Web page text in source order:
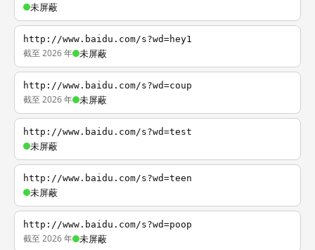
未屏蔽
http://www.baidu.com/s?wd=hey1
截至 2026 年 未屏蔽
http://www.baidu.com/s?wd=coup
截至 2026 年 未屏蔽
http://www.baidu.com/s?wd=test
未屏蔽
http://www.baidu.com/s?wd=teen
未屏蔽
http://www.baidu.com/s?wd=poop
截至 2026 年 未屏蔽